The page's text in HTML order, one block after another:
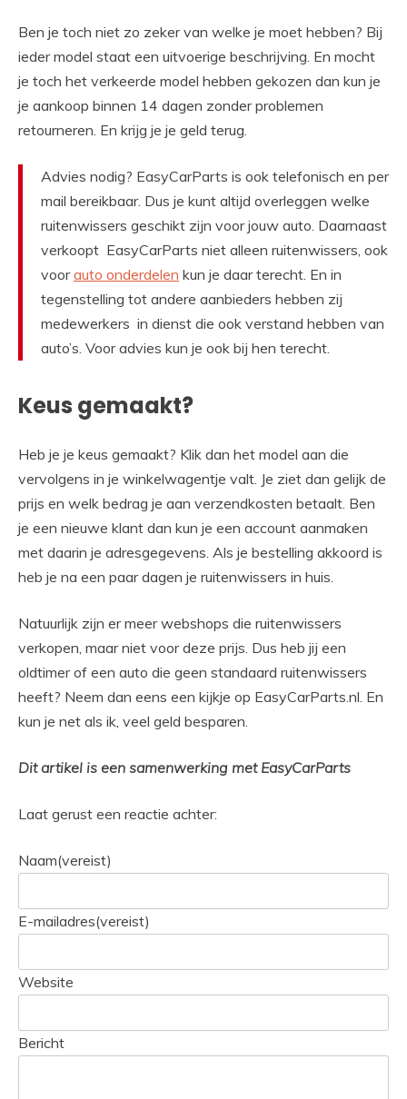
Ben je toch niet zo zeker van welke je moet hebben? Bij
ieder model staat een uitvoerige beschrijving. En mocht
je toch het verkeerde model hebben gekozen dan kun je
je aankoop binnen 14 dagen zonder problemen
retourneren. En krijg je je geld terug.
Advies nodig? EasyCarParts is ook telefonisch en per
mail bereikbaar. Dus je kunt altijd overleggen welke
ruitenwissers geschikt zijn voor jouw auto. Daarnaast
verkoopt EasyCarParts niet alleen ruitenwissers, ook
voorauto onderdelen kun je daar terecht. En in
tegenstelling tot andere aanbieders hebben zij
medewerkers in dienst die ook verstand hebben van
auto’s. Voor advies kun je ook bij hen terecht.
Keus gemaakt?
Heb je je keus gemaakt? Klik dan het model aan die
vervolgens in je winkelwagentje valt. Je ziet dan gelijk de
prijs en welk bedrag je aan verzendkosten betaalt. Ben
je een nieuwe klant dan kun je een account aanmaken
met daarin je adresgegevens. Als je bestelling akkoord is
heb je na een paar dagen je ruitenwissers in huis.
Natuurlijk zijn er meer webshops die ruitenwissers
verkopen, maar niet voor deze prijs. Dus heb jij een
oldtimerof een auto die geen standaard ruitenwissers
heeft? Neem dan eens een kijkje op EasyCarParts.nl. En
kun je net als ik, veel geld besparen.
Dit artikel is een samenwerking met EasyCarParts
Laat gerust een reactie achter:
Naam(vereist)
E-mailadres(vereist)
Website
Bericht